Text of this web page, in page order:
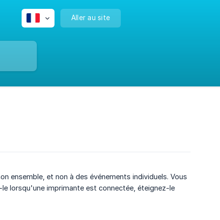
Aller au site
ensemble, et non à des événements individuels. Vous
lorsqu'une imprimante est connectée, éteignez-le